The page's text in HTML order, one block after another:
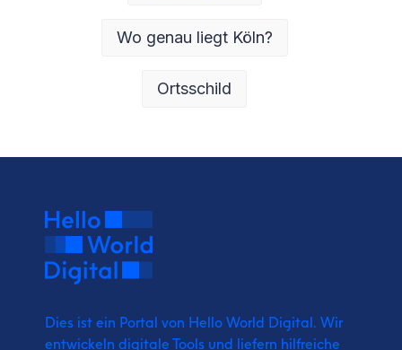
Wo genau liegt Köln?
Ortsschild
Dies ist ein Portal von Hello World Digital. Wir
entwickeln digitale Tools und liefern hilfreiche